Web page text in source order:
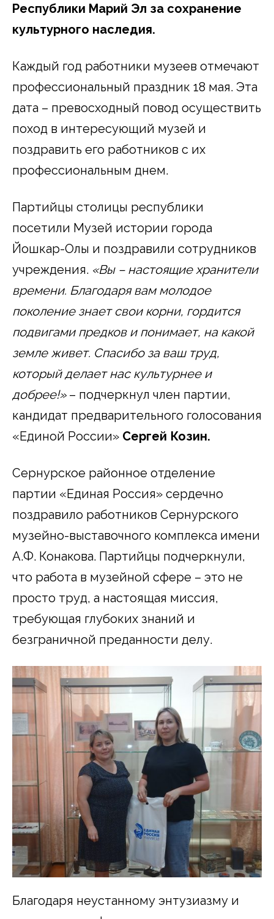
Республики Марий Эл за сохранение
культурного наследия.
Каждый год работники музеев отмечают
профессиональный праздник 18 мая. Эта
дата – превосходный повод осуществить
поход в интересующий музей и
поздравить его работников с их
профессиональным днем.
Партийцы столицы республики
посетили Музей истории города
Йошкар-Олы и поздравили сотрудников
учреждения. «Вы – настоящие хранители
времени. Благодаря вам молодое
поколение знает свои корни, гордится
подвигами предков и понимает, на какой
земле живет. Спасибо за ваш труд,
который делает нас культурнее и
добрее!»– подчеркнул член партии,
кандидат предварительного голосования
«Единой России» Сергей Козин.
Сернурское районное отделение
партии «Единая Россия» сердечно
поздравило работников Сернурского
музейно-выставочного комплекса имени
А.Ф. Конакова. Партийцы подчеркнули,
что работа в музейной сфере – это не
просто труд, а настоящая миссия,
требующая глубоких знаний и
безграничной преданности делу.
Благодаря неустанному энтузиазму и